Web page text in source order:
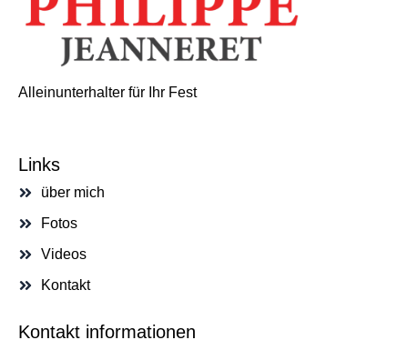
Alleinunterhalter für Ihr Fest
Links
über mich
Fotos
Videos
Kontakt
Kontakt informationen